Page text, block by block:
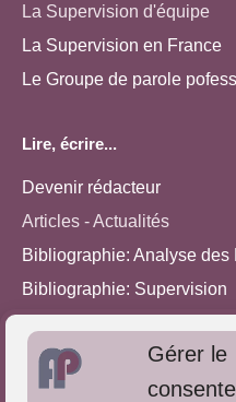
Gérer le
La Supervision d'équipe
La Supervision en France
Le Groupe de parole
Lire, écrire...
Devenir rédacteur
Articles - Actualités
Bibliographie: Analyse des
Bibliographie: Supervision
Approches de l'Analyse